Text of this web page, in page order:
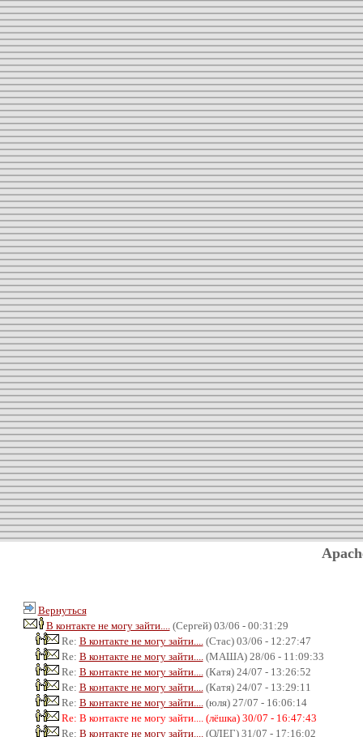
Вернуться
В контакте не могу зайти....
(Сергей) 03/06 - 00:31:29
Re: В контакте не могу зайти....
(Стас) 03/06 - 12:27:47
Re: В контакте не могу зайти....
(МАША) 28/06 - 11:09:33
Re: В контакте не могу зайти....
(Катя) 24/07 - 13:26:52
Re: В контакте не могу зайти....
(Катя) 24/07 - 13:29:11
Re: В контакте не могу зайти....
(юля) 27/07 - 16:06:14
Re: В контакте не могу зайти.... (лёшка) 30/07 - 16:47:43
Re: В контакте не могу зайти.... (ОЛЕГ) 31/07 - 17:16:02